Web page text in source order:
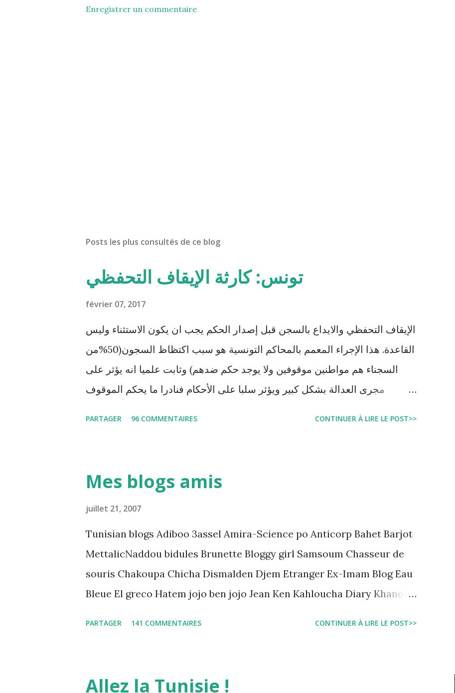
Enregistrer un commentaire
Posts les plus consultés de ce blog
تونس: كارثة الإيقاف التحفظي
février 07, 2017
الإيقاف التحفظي والايداع بالسجن قبل إصدار الحكم يجب ان يكون الاستثناء وليس
القاعدة. هذا الإجراء المعمم بالمحاكم التونسية هو سبب اكتظاظ السجون(50%من
السجناء هم مواطنين موقوفين ولا يوجد حكم ضدهم) وثابت علميا انه يؤثر على
مجرى العدالة بشكل كبير ويؤثر سلبا على الأحكام فنادرا ما يحكم الموقوف
préventive: Analyse du cadre juridique tunisien au regard des Lignes
directrices Luanda"
PARTAGER 96 COMMENTAIRES CONTINUER À LIRE LE POST>>
Mes blogs amis
juillet 21, 2007
Tunisian blogs Adiboo 3assel Amira-Science po Anticorp Bahet Barjot
MettalicNaddou bidules Brunette Bloggy girl Samsoum Chasseur de
souris Chakoupa Chicha Dismalden Djem Etranger Ex-Imam Blog Eau
Bleue El greco Hatem jojo ben jojo Jean Ken Kahloucha Diary Khanouf
PARTAGER 141 COMMENTAIRES CONTINUER À LIRE LE POST>>
Allez la Tunisie !